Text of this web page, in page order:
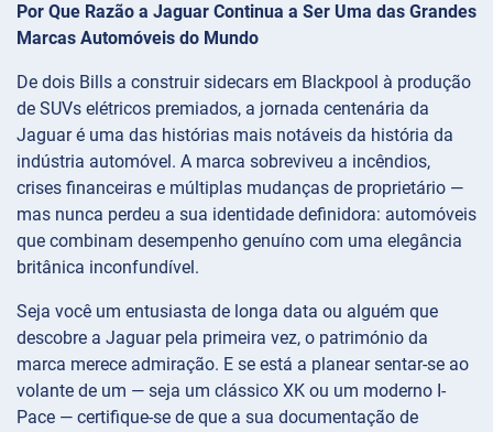
Por Que Razão a Jaguar Continua a Ser Uma das Grandes
Marcas Automóveis do Mundo
De dois Bills a construir sidecars em Blackpool à produção
de SUVs elétricos premiados, a jornada centenária da
Jaguar é uma das histórias mais notáveis da história da
indústria automóvel. A marca sobreviveu a incêndios,
crises financeiras e múltiplas mudanças de proprietário —
mas nunca perdeu a sua identidade definidora: automóveis
que combinam desempenho genuíno com uma elegância
britânica inconfundível.
Seja você um entusiasta de longa data ou alguém que
descobre a Jaguar pela primeira vez, o património da
marca merece admiração. E se está a planear sentar-se ao
volante de um — seja um clássico XK ou um moderno I-
Pace — certifique-se de que a sua documentação de